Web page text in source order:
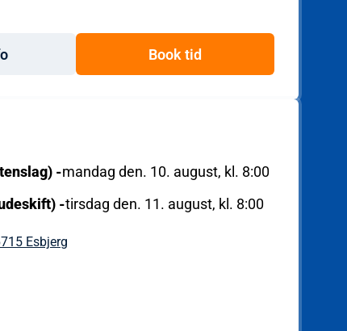
Book tid
-mandag den. 10. august, kl. 8:00
-tirsdag den. 11. august, kl. 8:00
Esbjerg